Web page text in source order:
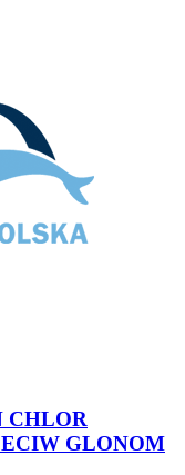
CHLOR
GLONOM